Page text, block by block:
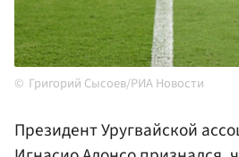
Григорий Сысоев/РИА Новости
Президент Уругвайской